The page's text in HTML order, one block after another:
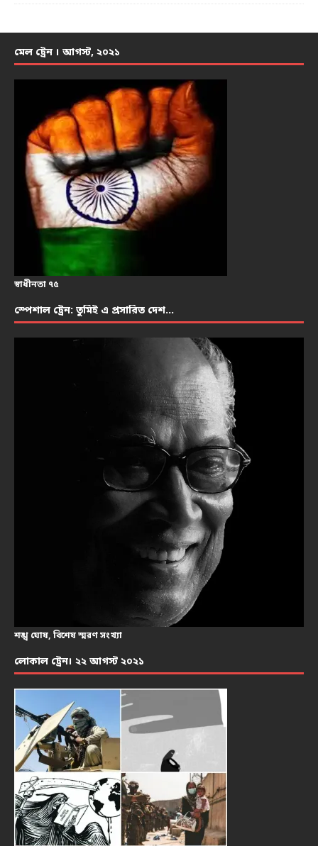
মেল ট্রেন । আগস্ট, ২০২১
স্বাধীনতা ৭৫
স্পেশাল ট্রেন: তুমিই এ প্রসারিত দেশ…
শঙ্খ ঘোষ, বিশেষ স্মরণ সংখ্যা
লোকাল ট্রেন। ২২ আগস্ট ২০২১